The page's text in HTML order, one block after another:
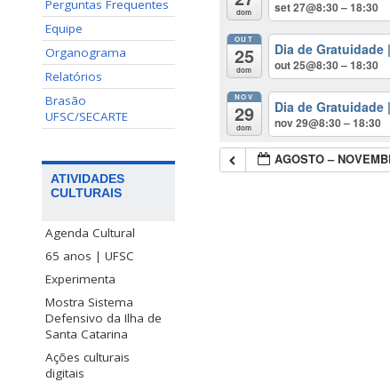
Perguntas Frequentes
Equipe
Organograma
Relatórios
Brasão
UFSC/SECARTE
ATIVIDADES
CULTURAIS
Agenda Cultural
65 anos | UFSC
Experimenta
Mostra Sistema
Defensivo da Ilha de
Santa Catarina
Ações culturais
digitais
dom set 27@8:30 – 18:30
OUT
25
dom
Dia de Gratuidade
out 25@8:30 – 18:30
NOV
29
dom
Dia de Gratuidade
nov 29@8:30 – 18:30
AGOSTO –